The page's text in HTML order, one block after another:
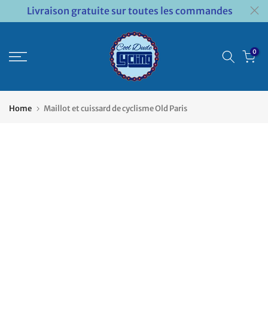
PasserLivraison gratuite sur toutes les commandes
0
Home Maillot et cuissard de cyclisme Old Paris